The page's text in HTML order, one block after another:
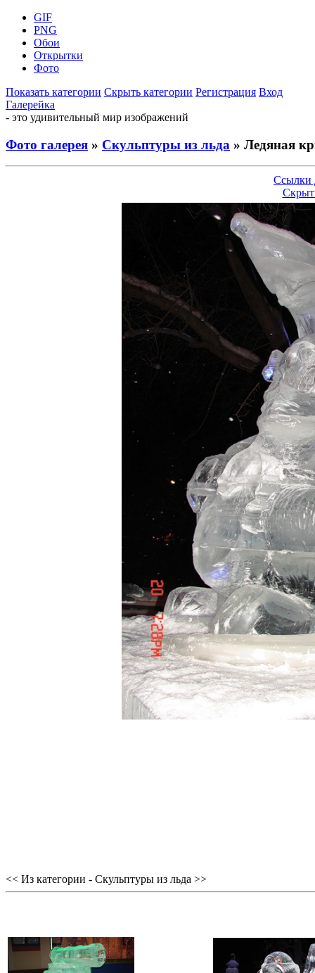
GIF
PNG
Обои
Открытки
Фото
Показать категории Скрыть категории Регистрация Вход
Галерейка
- это удивительный мир изображений
Фото галерея » Скульптуры из льда » Ледяная
Ссылки
<< Из категории - Скульптуры из льда >>